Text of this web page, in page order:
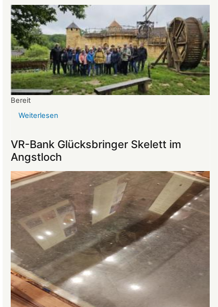
26.03.2025
Bereit
Weiterlesen
Mittelalter
begeistert
die
Teilnehmer:innen
VR-Bank Glücksbringer Skelett im
Angstloch